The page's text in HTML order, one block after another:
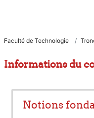
Faculté de Technologie
Informations du
Notions